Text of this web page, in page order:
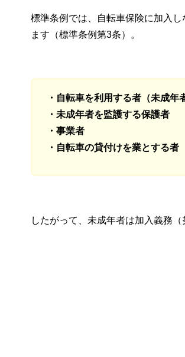
標準条例では、自転車保険に加入
ます（標準条例第3条）。
・自転車を利用する者（未成年
・未成年者を監護する保護者
・事業者
・自転車の貸付けを業とする者
したがって、未成年者は加入義務